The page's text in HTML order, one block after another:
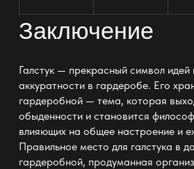
Заключение
Галстук — прекрасный символ идей
аккуратности в гардеробе. Его
гардеробной— тема, которая
обыденности и становится
влияющих на общее настроение и
Правильное место для галстука в
гардеробной, продуманная